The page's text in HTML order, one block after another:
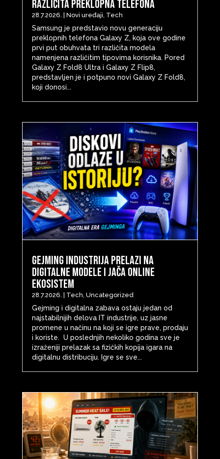
različita preklopna telefona
28.7.2026. Novi uređaji, Tech
Samsung je predstavio novu generaciju
preklopnih telefona Galaxy Z, koja ove godine
prvi put obuhvata tri različita modela
namenjena različitim tipovima korisnika. Pored
Galaxy Z Fold8 Ultra i Galaxy Z Flip8,
predstavljen je i potpuno novi Galaxy Z Fold8,
koji donosi...
Gejming industrija prelazi na
digitalne modele i jača online
ekosistem
28.7.2026. Tech, Uncategorized
Gejming i digitalna zabava ostaju jedan od
najstabilnijih delova IT industrije, uz jasne
promene u načinu na koji se igre prave, prodaju
i koriste. U poslednjih nekoliko godina sve je
izraženiji prelazak sa fizičkih kopija igara na
digitalnu distribuciju. Igre se sve...